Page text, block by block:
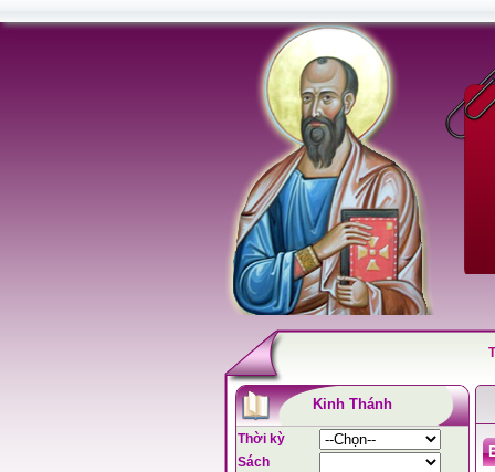
Kinh Thánh
Thời kỳ
Sách